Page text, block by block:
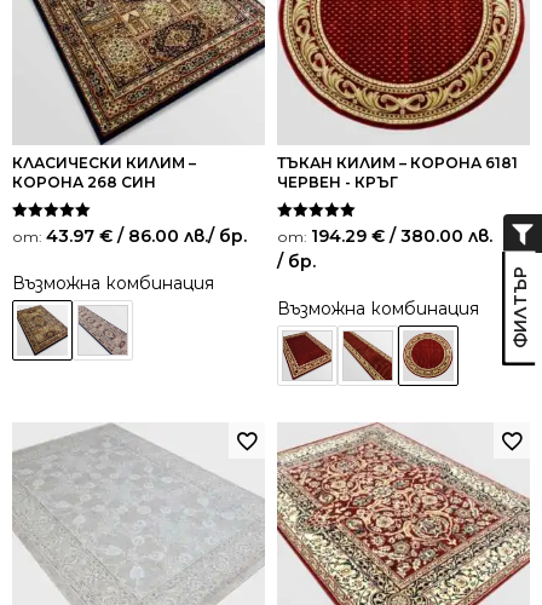
КЛАСИЧЕСКИ КИЛИМ –
КОРОНА 268 СИН
Оценено на
5.00
от: 43.97 € / 86.00 лв./ бр.
Възможна комбинация
ТЪКАН КИЛИМ – КОРОНА 6181
ЧЕРВЕН - КРЪГ
Оценено на
5.00
от 5
от: 194.29 € / 380.00 лв.
/ бр.
Възможна комбинация